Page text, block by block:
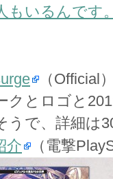
もいるんです
（Official）
クとロゴと
うで、詳細は
介 （電撃